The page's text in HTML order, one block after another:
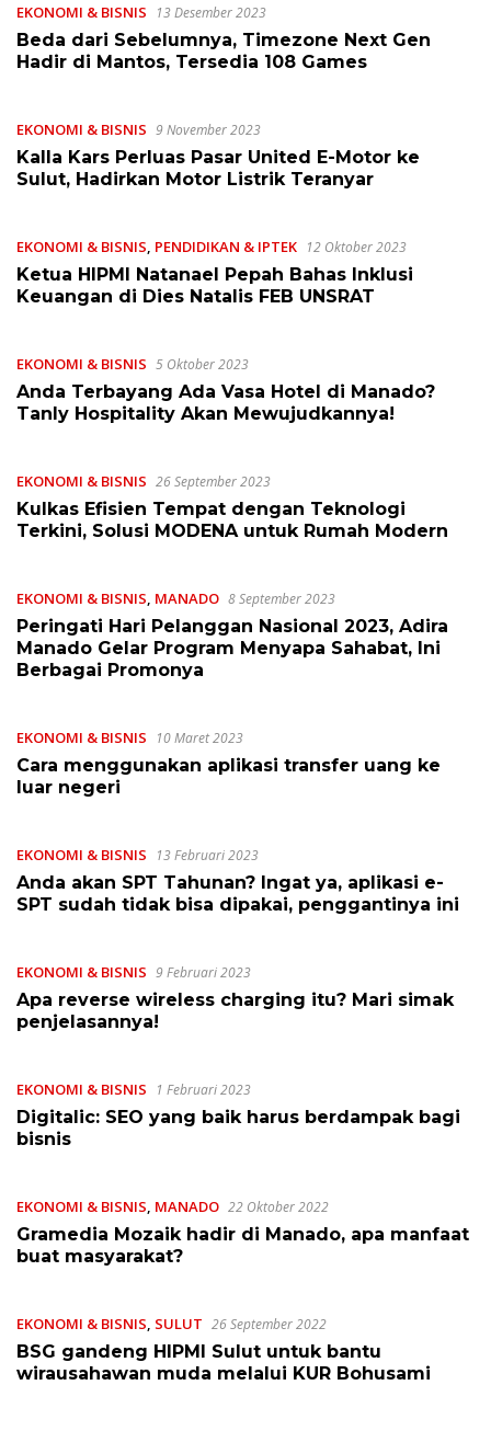
EKONOMI & BISNIS 13 Desember 2023
Beda dari Sebelumnya, Timezone Next Gen
Hadir di Mantos, Tersedia 108 Games
EKONOMI & BISNIS 9 November 2023
Kalla Kars Perluas Pasar United E-Motor ke
Sulut, Hadirkan Motor Listrik Teranyar
EKONOMI & BISNIS, PENDIDIKAN & IPTEK 12 Oktober 2023
Ketua HIPMI Natanael Pepah Bahas Inklusi
Keuangan di Dies Natalis FEB UNSRAT
EKONOMI & BISNIS 5 Oktober 2023
Anda Terbayang Ada Vasa Hotel di Manado?
Tanly Hospitality Akan Mewujudkannya!
EKONOMI & BISNIS 26 September 2023
Kulkas Efisien Tempat dengan Teknologi
Terkini, Solusi MODENA untuk Rumah Modern
EKONOMI & BISNIS, MANADO 8 September 2023
Peringati Hari Pelanggan Nasional 2023, Adira
Manado Gelar Program Menyapa Sahabat, Ini
Berbagai Promonya
EKONOMI & BISNIS 10 Maret 2023
Cara menggunakan aplikasi transfer uang ke
luar negeri
EKONOMI & BISNIS 13 Februari 2023
Anda akan SPT Tahunan? Ingat ya, aplikasi e-
SPT sudah tidak bisa dipakai, penggantinya ini
EKONOMI & BISNIS 9 Februari 2023
Apa reverse wireless charging itu? Mari simak
penjelasannya!
EKONOMI & BISNIS 1 Februari 2023
Digitalic: SEO yang baik harus berdampak bagi
bisnis
EKONOMI & BISNIS, MANADO 22 Oktober 2022
Gramedia Mozaik hadir di Manado, apa manfaat
buat masyarakat?
EKONOMI & BISNIS, SULUT 26 September 2022
BSG gandeng HIPMI Sulut untuk bantu
wirausahawan muda melalui KUR Bohusami